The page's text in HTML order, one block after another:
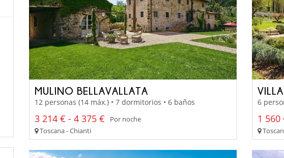
MULINO BELLAVALLATA
12 personas (14 máx.) • 7 dormitorios • 6 baños
3 214 € - 4 375 €
Por noche
Toscana - Chianti
6
1